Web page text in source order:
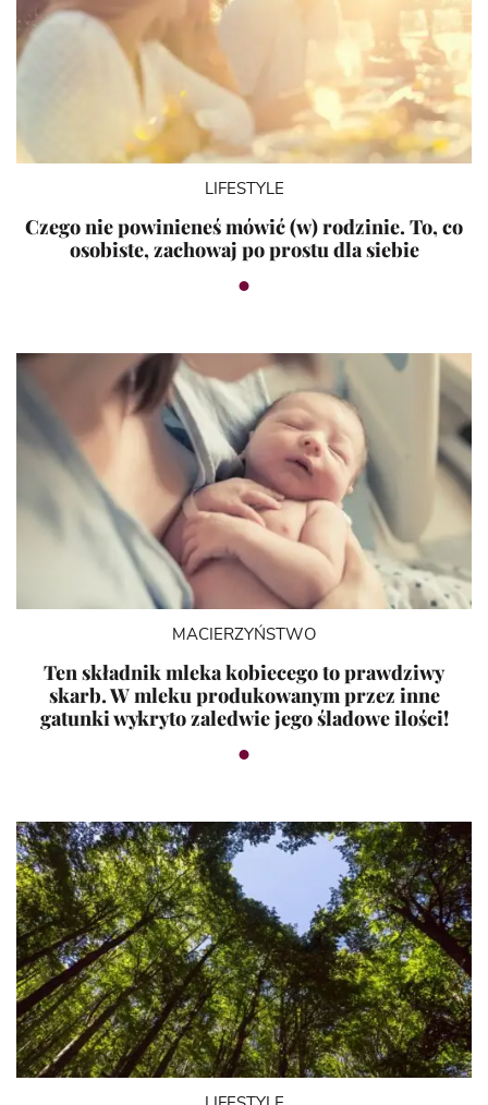
LIFESTYLE
Czego nie powinieneś mówić (w) rodzinie. To, co
osobiste, zachowaj po prostu dla siebie
MACIERZYŃSTWO
Ten składnik mleka kobiecego to prawdziwy
skarb. W mleku produkowanym przez inne
gatunki wykryto zaledwie jego śladowe ilości!